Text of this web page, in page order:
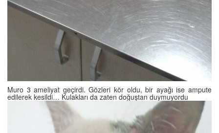
Muro 3 ameliyat geçirdi. Gözleri kör oldu, bir ayağı ise ampute
edilerek kesildi… Kulakları da zaten doğuştan duymuyordu